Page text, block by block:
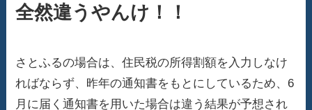
全然違うやんけ！！
さとふるの場合は、住民税の所得割額を入力しなけ
ればならず、昨年の通知書をもとにしているため、6
月に届く通知書を用いた場合は違う結果が予想され